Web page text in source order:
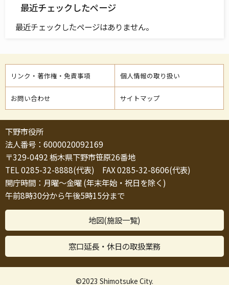
最近チェックしたページ
最近チェックしたページはありません。
リンク・著作権・免責事項 個人情報の取り扱い
お問い合わせ サイトマップ
下野市役所
法人番号：6000020092169
〒329-0492 栃木県下野市笹原26番地
TEL 0285-32-8888(代表) FAX 0285-32-8606(代表)
開庁時間：月曜～金曜 (年末年始・祝日を除く)
午前8時30分から午後5時15分まで
地図(施設一覧)
窓口延長・休日の取扱業務
©2023 Shimotsuke City.